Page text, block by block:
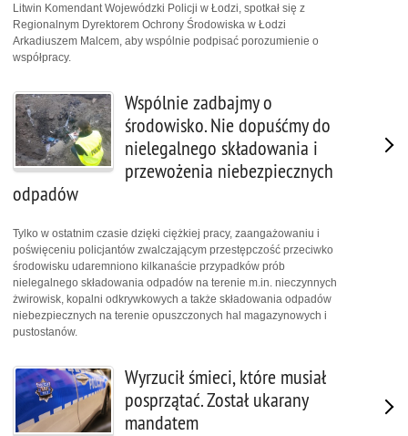
Litwin Komendant Wojewódzki Policji w Łodzi, spotkał się z
Regionalnym Dyrektorem Ochrony Środowiska w Łodzi
Arkadiuszem Malcem, aby wspólnie podpisać porozumienie o
współpracy.
Wspólnie zadbajmy o
środowisko. Nie dopuśćmy do
nielegalnego składowania i
przewożenia niebezpiecznych
odpadów
Tylko w ostatnim czasie dzięki ciężkiej pracy, zaangażowaniu i
poświęceniu policjantów zwalczającym przestępczość przeciwko
środowisku udaremniono kilkanaście przypadków prób
nielegalnego składowania odpadów na terenie m.in. nieczynnych
żwirowisk, kopalni odkrywkowych a także składowania odpadów
niebezpiecznych na terenie opuszczonych hal magazynowych i
pustostanów.
Wyrzucił śmieci, które musiał
posprzątać. Został ukarany
mandatem